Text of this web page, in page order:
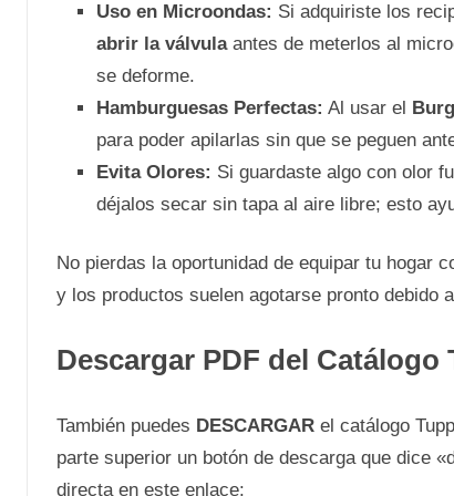
Uso en Microondas: Si adquiriste los
abrir la válvulaantes de meterlos al
se deforme.
Hamburguesas Perfectas: Al usar el
para poder apilarlas sin que se peguen
Evita Olores: Si guardaste algo con olor
déjalos secar sin tapa al aire libre; esto
No pierdas la oportunidad de equipar tu hogar
y los productos suelen agotarse pronto debido
Descargar PDF del Catálogo
También puedes DESCARGARel catálogo
parte superior un botón de descarga que dice
directa en este enlace: